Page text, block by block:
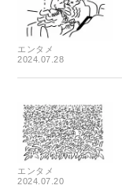
エンタメ
2024.07.28
エンタメ
2024.07.20